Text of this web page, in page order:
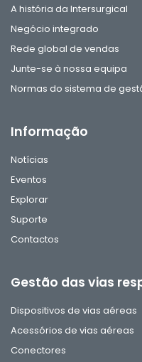
A história da Intersurgical
Negócio integrado
Rede global de vendas
Junte-se à nossa equipa
Normas do sistema de
Informação
Notícias
Eventos
Explorar
Suporte
Contactos
Gestão das vias
Dispositivos de vias aéreas
Acessórios de vias aéreas
Conectores